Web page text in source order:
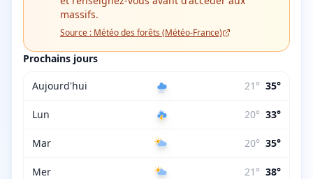
massifs.
Source : Météo des forêts (Météo-France)
Prochains jours
Aujourd'hui 21 ° 35°
Lun 20° 33°
Mar 20° 35°
Mer 21 ° 38°